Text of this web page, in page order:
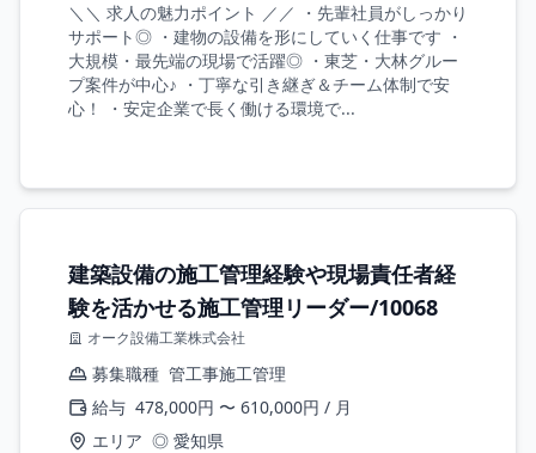
＼＼ 求人の魅力ポイント ／／ ・先輩社員がしっかり
サポート◎ ・建物の設備を形にしていく仕事です ・
大規模・最先端の現場で活躍◎ ・東芝・大林グルー
プ案件が中心♪ ・丁寧な引き継ぎ＆チーム体制で安
心！ ・安定企業で長く働ける環境で...
建築設備の施工管理経験や現場責任者経
験を活かせる施工管理リーダー/10068
オーク設備工業株式会社
募集職種 管工事施工管理
給与 478,000円 〜 610,000円 / 月
エリア ◎ 愛知県